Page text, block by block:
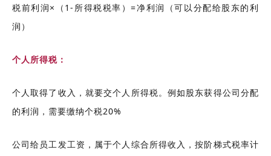
税前利润×（1-所得税税率）=净利润（可以分配给股东的利
润）
个人所得税：
个人取得了收入，就要交个人所得税。例如股东获得公司分配
的利润，需要缴纳个税20%
公司给员工发工资，属于个人综合所得收入，按阶梯式税率计